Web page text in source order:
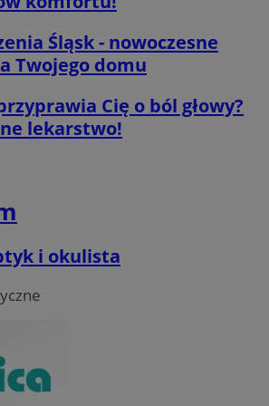
Śląsk - nowoczesne
Twojego domu
Cię o ból głowy?
lekarstwo!
i okulista
Inc.